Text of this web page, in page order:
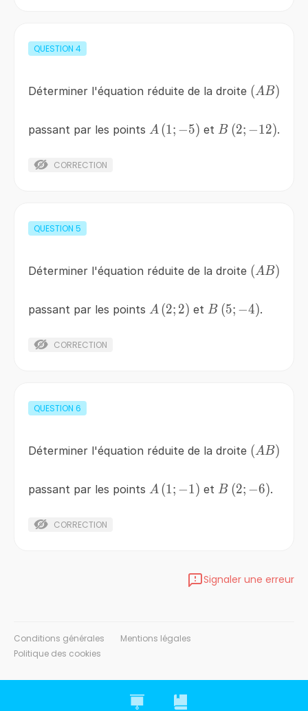
QUESTION 4
Déterminer l'équation réduite de la droite (AB)
passant par les points A\left(1;-5\right)
A (1; −5) et B\left(2;-
B (2; −12).
CORRECTION
QUESTION 5
Déterminer l'équation réduite de la droite (AB)
passant par les points A\left(2;2\right)
A (2; 2) et B\left(5;-4\right)
B (5; −4).
CORRECTION
QUESTION 6
Déterminer l'équation réduite de la droite (AB)
passant par les points A\left(1;-1\right)
A (1; −1) et B\left(2;-
B (2; −6).
CORRECTION
Signaler une erreur
Conditions générales
Mentions légales
Politique des cookies